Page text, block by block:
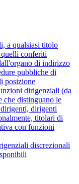
a qualsiasi titolo
conferiti
di indirizzo
pubbliche di
posizione
dirigenziali (da
che distinguano le
dirigenti
titolari di
con funzioni
discrezionali